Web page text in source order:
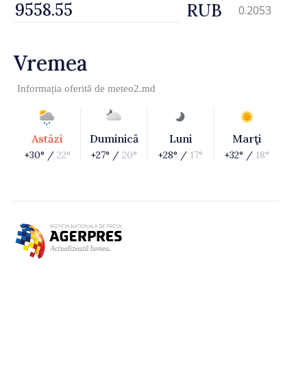
RUB 0.2053
Vremea
Informația oferită de meteo2.md
Astăzi
+30° / 22°
Duminică
+27° / 20°
Luni
+28° / 17°
Marţi
+32° / 18°